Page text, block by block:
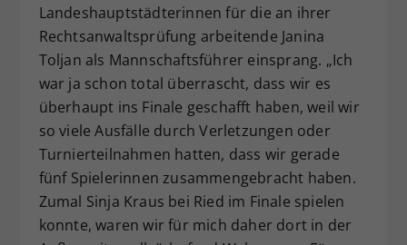
Landeshauptstädterinnen für die an ihrer
Rechtsanwaltsprüfung arbeitende Janina
Toljan als Mannschaftsführer einsprang. „Ich
war ja schon total überrascht, dass wir es
überhaupt ins Finale geschafft haben, weil wir
so viele Ausfälle durch Verletzungen oder
Turnierteilnahmen hatten, dass wir gerade
fünf Spielerinnen zusammengebracht haben.
Zumal Sinja Kraus bei Ried im Finale spielen
konnte, waren wir für mich daher dort in der